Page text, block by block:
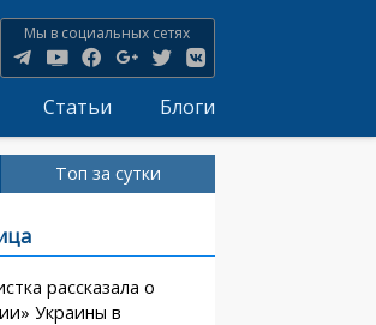
Мы в социальных сетях
Статьи Блоги
Топ за сутки
рассказала о
Украины в